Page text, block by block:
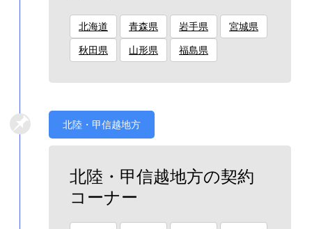
北海道 青森県 岩手県 宮城県
秋田県 山形県 福島県
北陸・甲信越地方
北陸・甲信越地方の契約
コーナー